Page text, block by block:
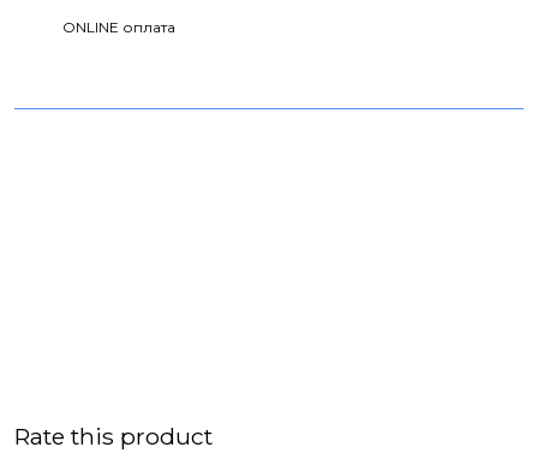
ONLINE оплата
Rate this product